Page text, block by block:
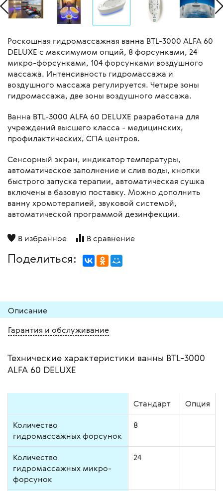
Роскошная гидромассажная ванна BTL-3000 ALFA 60
DELUXE с максимумом опций, 8 форсунками, 24
микро-форсунками, 104 форсунками воздушного
массажа. Интенсивность гидромассажа и
воздушного массажа регулируется. Четыре зоны
гидромассажа, две зоны воздушного массажа.
Ванна BTL-3000 ALFA 60 DELUXE разработана для
учреждений высшего класса - медицинских,
профилактических, СПА центров.
Сенсорный экран, индикатор температуры,
автоматическое заполнение и слив воды, кнопки
быстрого запуска терапии, автоматическая сушка
включены в базовую поставку. Можно дополнить
ванну хромотерапией, звуковой системой,
автоматической программой дезинфекции.
В избранное В сравнение
Поделиться:
Описание
Гарантия и обслуживание
Технические характеристики ванны BTL-3000
ALFA 60 DELUXE
Стандарт
Опция
Количество
гидромассажных форсунок
8
Количество
гидромассажных микро-
форсунок
24